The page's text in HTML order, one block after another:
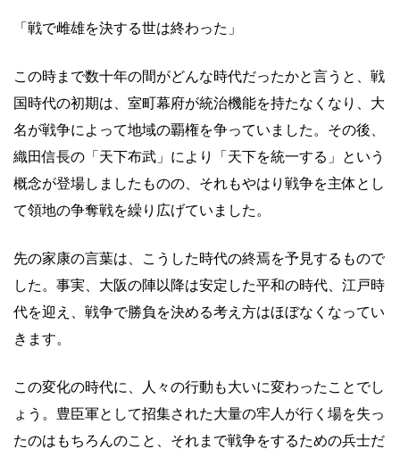
「戦で雌雄を決する世は終わった」
この時まで数十年の間がどんな時代だったかと言うと、戦
国時代の初期は、室町幕府が統治機能を持たなくなり、大
名が戦争によって地域の覇権を争っていました。その後、
織田信長の「天下布武」により「天下を統一する」という
概念が登場しましたものの、それもやはり戦争を主体とし
て領地の争奪戦を繰り広げていました。
先の家康の言葉は、こうした時代の終焉を予見するもので
した。事実、大阪の陣以降は安定した平和の時代、江戸時
代を迎え、戦争で勝負を決める考え方はほぼなくなってい
きます。
この変化の時代に、人々の行動も大いに変わったことでし
ょう。豊臣軍として招集された大量の牢人が行く場を失っ
たのはもちろんのこと、それまで戦争をするための兵士だ